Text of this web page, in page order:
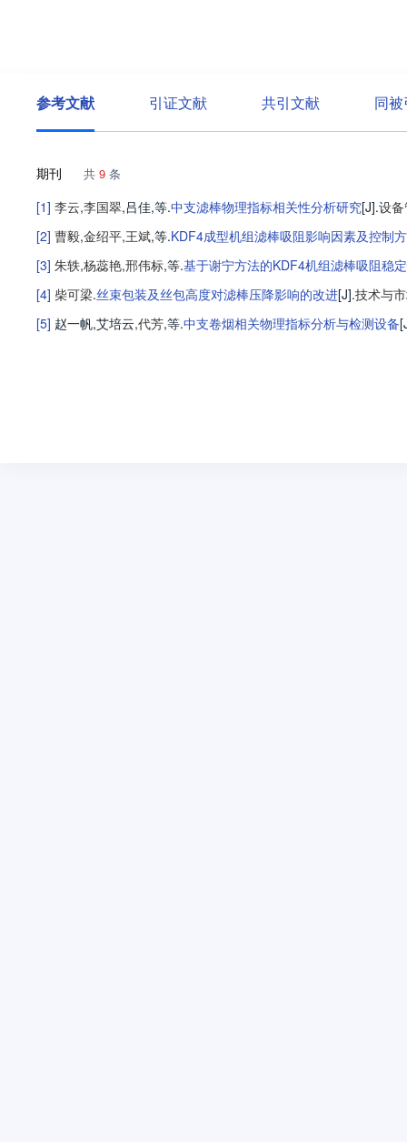
参考文献 引证文献 共引文献 同
期刊 共 9 条
[1] 李云,李国翠,吕佳,等.中支滤棒物理指标相关性分析研究[J].设
[2] 曹毅,金绍平,王斌,等.KDF4成型机组滤棒吸阻影响因素及控制
[3] 朱轶,杨蕊艳,邢伟标,等.基于谢宁方法的KDF4机组滤棒吸阻稳
[4] 柴可梁.丝束包装及丝包高度对滤棒压降影响的改进[J].技术与
[5] 赵一帆,艾培云,代芳,等.中支卷烟相关物理指标分析与检测设备